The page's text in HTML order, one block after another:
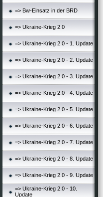
=> Bw-Einsatz in der BRD
=> Ukraine-Krieg 2.0
=> Ukraine-Krieg 2.0 - 1. Update
=> Ukraine-Krieg 2.0 - 2. Update
=> Ukraine-Krieg 2.0 - 3. Update
=> Ukraine-Krieg 2.0 - 4. Update
=> Ukraine-Krieg 2.0 - 5. Update
=> Ukraine-Krieg 2.0 - 6. Update
=> Ukraine-Krieg 2.0 - 7. Update
=> Ukraine-Krieg 2.0 - 8. Update
=> Ukraine-Krieg 2.0 - 9. Update
=> Ukraine-Krieg 2.0 - 10.
Update